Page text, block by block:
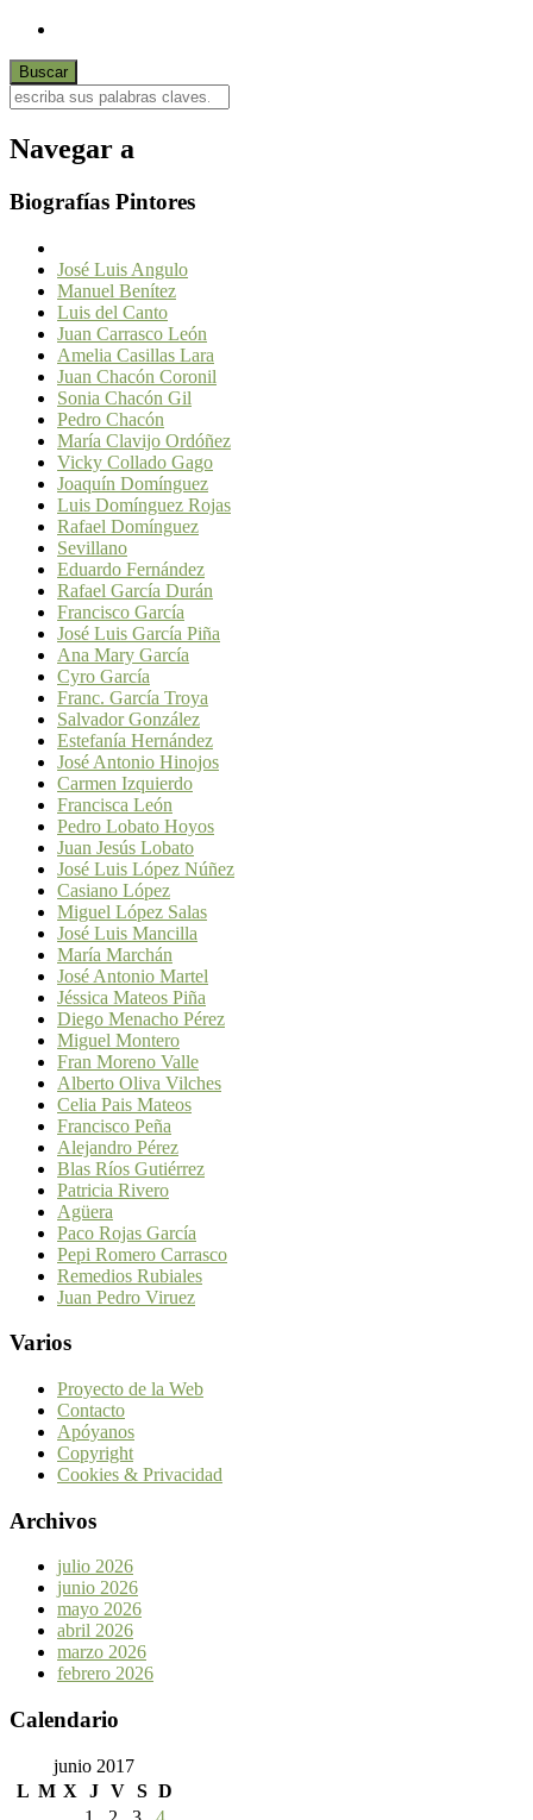
Navegar a
Biografías Pintores
José Luis Angulo
Manuel Benítez
Luis del Canto
Juan Carrasco León
Amelia Casillas Lara
Juan Chacón Coronil
Sonia Chacón Gil
Pedro Chacón
María Clavijo Ordóñez
Vicky Collado Gago
Joaquín Domínguez
Luis Domínguez Rojas
Rafael Domínguez
Sevillano
Eduardo Fernández
Rafael García Durán
Francisco García
José Luis García Piña
Ana Mary García
Cyro García
Franc. García Troya
Salvador González
Estefanía Hernández
José Antonio Hinojos
Carmen Izquierdo
Francisca León
Pedro Lobato Hoyos
Juan Jesús Lobato
José Luis López Núñez
Casiano López
Miguel López Salas
José Luis Mancilla
María Marchán
José Antonio Martel
Jéssica Mateos Piña
Diego Menacho Pérez
Miguel Montero
Fran Moreno Valle
Alberto Oliva Vilches
Celia Pais Mateos
Francisco Peña
Alejandro Pérez
Blas Ríos Gutiérrez
Patricia Rivero
Agüera
Paco Rojas García
Pepi Romero Carrasco
Remedios Rubiales
Juan Pedro Viruez
Varios
Proyecto de la Web
Contacto
Apóyanos
Copyright
Cookies & Privacidad
Archivos
julio 2026
junio 2026
mayo 2026
abril 2026
marzo 2026
febrero 2026
Calendario
junio 2017
L M X J V S D